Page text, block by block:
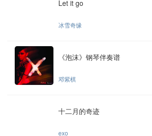
Let it go
冰雪奇缘
《泡沫》钢琴伴奏谱
邓紫棋
十二月的奇迹
exo